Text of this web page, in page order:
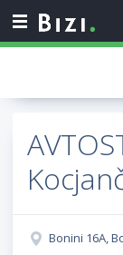
Bonini 16A,